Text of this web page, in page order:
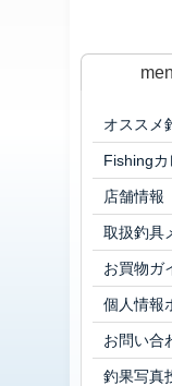
オススメ
Fishing
店舗情報
取扱釣具
お買物ガ
個人情報
お問い合
釣果写真